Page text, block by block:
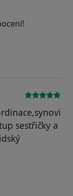
odstraněn
sestřičky a
odstraněn